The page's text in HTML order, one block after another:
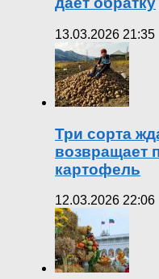
13.03.2026 21:35
Три сорта
возвращает
картофель
12.03.2026 22:06